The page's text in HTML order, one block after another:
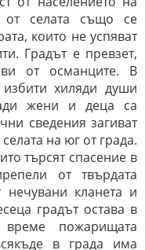
от селата също се
които не успяват
Градът е превзет,
от османците. В
хиляди души
жени и деца са
сведения загиват
на юг от града.
търсят спасение в
от твърдата
нечувани кланета и
градът остава в
пожарищата
в града има